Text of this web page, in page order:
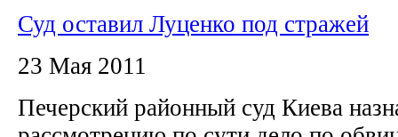
Суд оставил Луценко под стражей
23 Мая 2011
Печерский районный суд Киева